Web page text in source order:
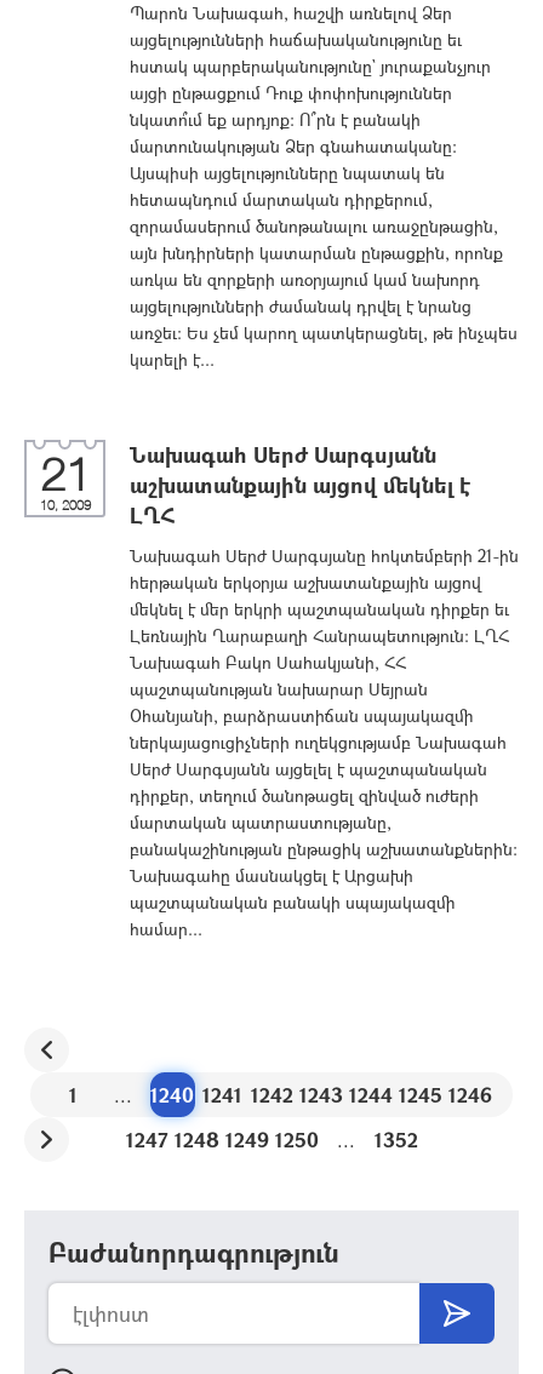
Պարոն Նախագահ, հաշվի առնելով Ձեր
այցելությունների հաճախականությունը եւ
հստակ պարբերականությունը` յուրաքանչյուր
այցի ընթացքում Դուք փոփոխություններ
նկատո՞ւմ եք արդյոք: Ո՞րն է բանակի
մարտունակության Ձեր գնահատականը:
Այսպիսի այցելությունները նպատակ են
հետապնդում մարտական դիրքերում,
զորամասերում ծանոթանալու առաջընթացին,
այն խնդիրների կատարման ընթացքին, որոնք
առկա են զորքերի առօրյայում կամ նախորդ
այցելությունների ժամանակ դրվել է նրանց
առջեւ: Ես չեմ կարող պատկերացնել, թե ինչպես
կարելի է...
21
10, 2009
Նախագահ Սերժ Սարգսյանն
աշխատանքային այցով մեկնել է
ԼՂՀ
Նախագահ Սերժ Սարգսյանը հոկտեմբերի 21-ին
հերթական երկօրյա աշխատանքային այցով
մեկնել է մեր երկրի պաշտպանական դիրքեր եւ
Լեռնային Ղարաբաղի Հանրապետություն: ԼՂՀ
Նախագահ Բակո Սահակյանի, ՀՀ
պաշտպանության նախարար Սեյրան
Օհանյանի, բարձրաստիճան սպայակազմի
ներկայացուցիչների ուղեկցությամբ Նախագահ
Սերժ Սարգսյանն այցելել է պաշտպանական
դիրքեր, տեղում ծանոթացել զինված ուժերի
մարտական պատրաստությանը,
բանակաշինության ընթացիկ աշխատանքներին:
Նախագահը մասնակցել է Արցախի
պաշտպանական բանակի սպայակազմի
համար...
1 ... 1240 1241 1242 1243 1244 1245 1246
1247 1248 1249 1250 ... 1352
Բաժանորդագրություն